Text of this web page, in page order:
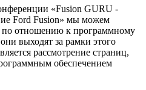
«Fusion GURU -
Ford Fusion» мы можем
по отношению к программному
выходят за рамки этого
рассмотрение страниц,
обеспечением